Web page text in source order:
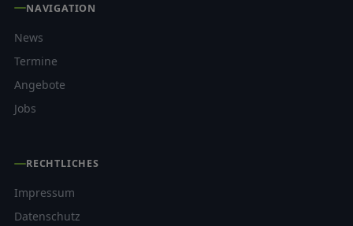
NAVIGATION
News
Termine
Angebote
Jobs
RECHTLICHES
Impressum
Datenschutz